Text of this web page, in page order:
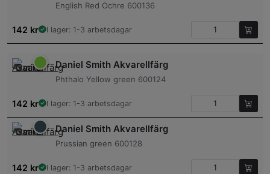
English Red Ochre 600136
142 kr I lager: 1-3 arbetsdagar
Daniel Smith Akvarellfärg
Phthalo Yellow green 600124
142 kr I lager: 1-3 arbetsdagar
Daniel Smith Akvarellfärg
Prussian green 600128
142 kr I lager: 1-3 arbetsdagar